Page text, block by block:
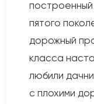
пятого
дорожный
класса
любили
с плохими